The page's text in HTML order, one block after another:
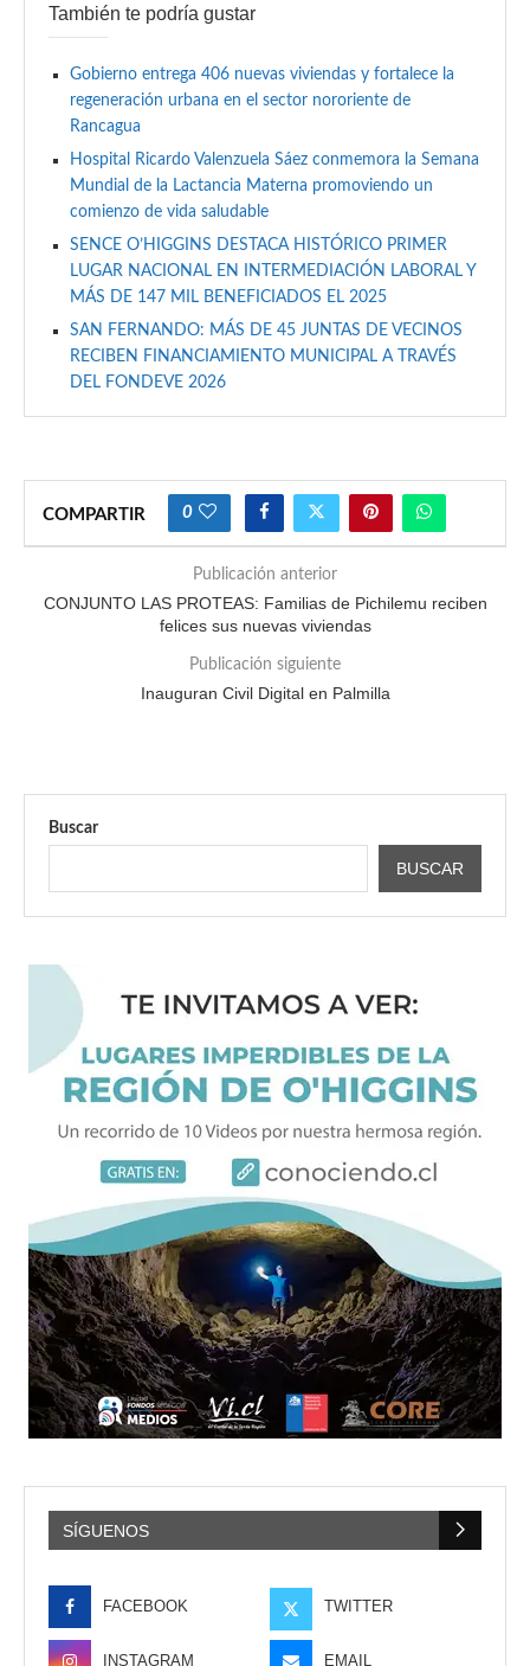
También te podría gustar
Gobierno entrega 406 nuevas viviendas y fortalece la
regeneración urbana en el sector nororiente de
Rancagua
Hospital Ricardo Valenzuela Sáez conmemora la Semana
Mundial de la Lactancia Materna promoviendo un
comienzo de vida saludable
SENCE O’HIGGINS DESTACA HISTÓRICO PRIMER
LUGAR NACIONAL EN INTERMEDIACIÓN LABORAL Y
MÁS DE 147 MIL BENEFICIADOS EL 2025
SAN FERNANDO: MÁS DE 45 JUNTAS DE VECINOS
RECIBEN FINANCIAMIENTO MUNICIPAL A TRAVÉS
DEL FONDEVE 2026
COMPARTIR 0
Publicación anterior
CONJUNTO LAS PROTEAS: Familias de Pichilemu reciben
felices sus nuevas viviendas
Publicación siguiente
Inauguran Civil Digital en Palmilla
Buscar
BUSCAR
SÍGUENOS
FACEBOOK TWITTER
INSTAGRAM EMAIL